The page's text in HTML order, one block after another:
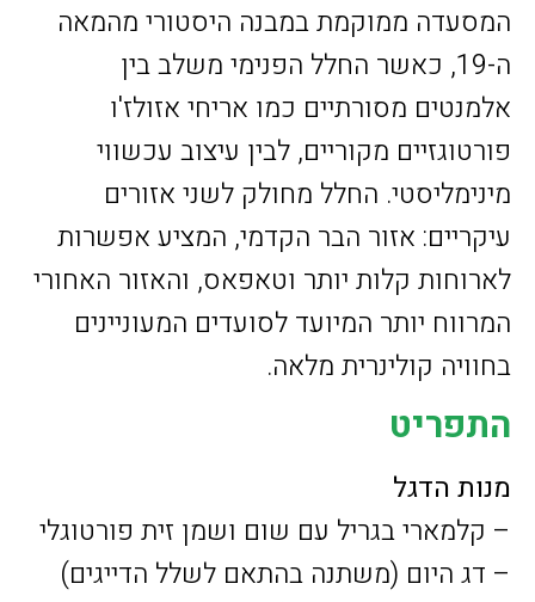
המסעדה ממוקמת במבנה היסטורי מהמאה
ה-19, כאשר החלל הפנימי משלב בין
אלמנטים מסורתיים כמו אריחי אזולז'ו
פורטוגזיים מקוריים, לבין עיצוב עכשווי
מינימליסטי. החלל מחולק לשני אזורים
עיקריים: אזור הבר הקדמי, המציע אפשרות
לארוחות קלות יותר וטאפאס, והאזור האחורי
המרווח יותר המיועד לסועדים המעוניינים
בחוויה קולינרית מלאה.
התפריט
מנות הדגל
– קלמארי בגריל עם שום ושמן זית פורטוגלי
– דג היום (משתנה בהתאם לשלל הדייגים)